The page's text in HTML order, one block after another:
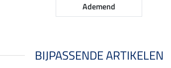
Ademend
BIJPASSENDE ARTIKELEN